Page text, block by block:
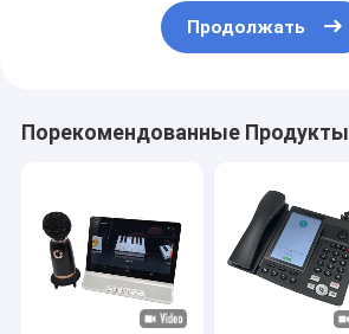
Продолжать
Порекомендованные Продукты